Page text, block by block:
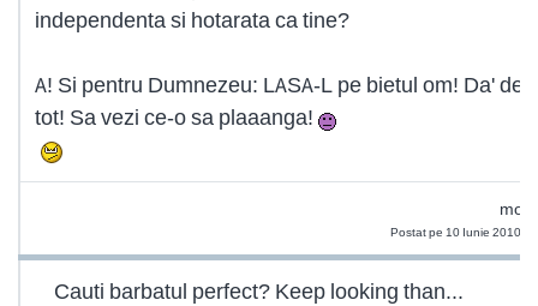
independenta si hotarata ca tine?
A! Si pentru Dumnezeu: LASA-L pe bietul om! Da' de
tot! Sa vezi ce-o sa plaaanga!
Postat pe 10 Iunie 2010
Cauti barbatul perfect? Keep looking than...